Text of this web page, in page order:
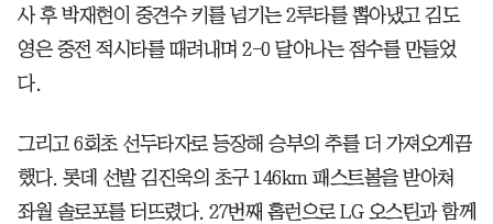
사 후 박재현이 중견수 키를 넘기는 2루타를 뽑아냈고 김도
영은 중전 적시타를 때려내며 2-0 달아나는 점수를 만들었
다.
그리고 6회초 선두타자로 등장해 승부의 추를 더 가져오게끔
했다. 롯데 선발 김진욱의 초구 146km 패스트볼을 받아쳐
좌월 솔로포를 터뜨렸다. 27번째 홈런으로 LG 오스틴과 함께